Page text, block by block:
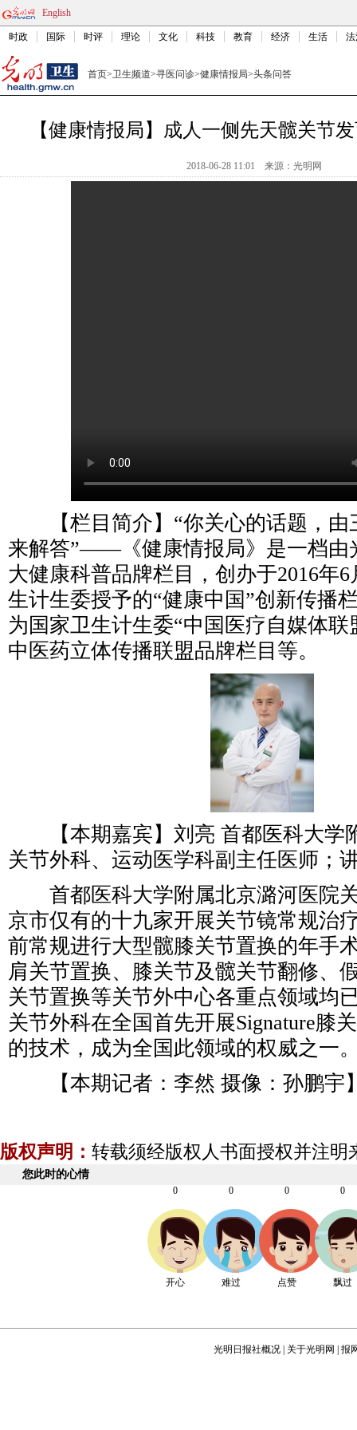
English
时政 国际 时评 理论 文化 科技 教育 经济 生活
首页>卫生频道>寻医问诊>健康情报局>头条问答
【健康情报局】成人一侧先天髋关节
2018-06-28 11:01 来源：光明网
【栏目简介】“你关心的话题，由
来解答”——《健康情报局》是一档由
大健康科普品牌栏目，创办于2016年
生计生委授予的“健康中国”创新传播
为国家卫生计生委“中国医疗自媒体联
中医药立体传播联盟品牌栏目等。
【本期嘉宾】刘亮 首都医科大学
关节外科、运动医学科副主任医师；
首都医科大学附属北京潞河医院
京市仅有的十九家开展关节镜常规治
前常规进行大型髋膝关节置换的年手
肩关节置换、膝关节及髋关节翻修、
关节置换等关节外中心各重点领域均
关节外科在全国首先开展Signature膝
的技术，成为全国此领域的权威之一
【本期记者：李然 摄像：孙鹏宇
版权声明： 转载须经版权人书面授权并注明
您此时的心情
0
开心
0
难过
0
点赞
0
飘过
光明日报社概况 关于光明网 报